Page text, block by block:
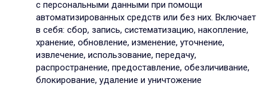
с персональными данными при помощи
автоматизированных средств или без них. Включает
в себя: сбор, запись, систематизацию, накопление,
хранение, обновление, изменение, уточнение,
извлечение, использование, передачу,
распространение, предоставление, обезличивание,
блокирование, удаление и уничтожение